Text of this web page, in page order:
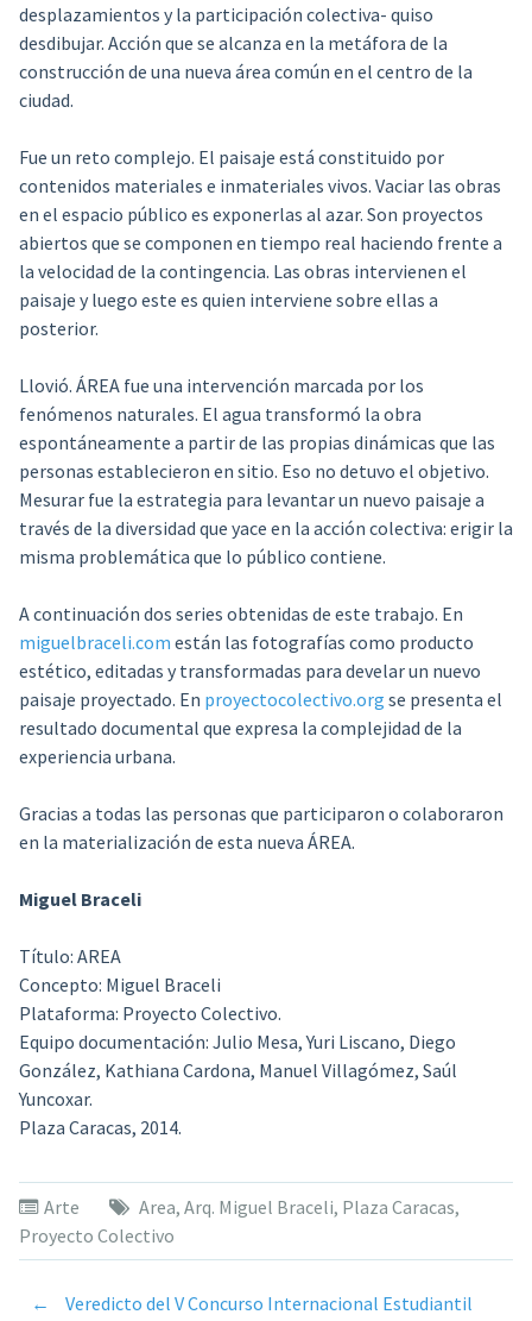
desplazamientos y la participación colectiva- quiso
desdibujar. Acción que se alcanza en la metáfora de la
construcción de una nueva área común en el centro de la
ciudad.
Fue un reto complejo. El paisaje está constituido por
contenidos materiales e inmateriales vivos. Vaciar las obras
en el espacio público es exponerlas al azar. Son proyectos
abiertos que se componen en tiempo real haciendo frente a
la velocidad de la contingencia. Las obras intervienen el
paisaje y luego este es quien interviene sobre ellas a
posterior.
Llovió. ÁREA fue una intervención marcada por los
fenómenos naturales. El agua transformó la obra
espontáneamente a partir de las propias dinámicas que las
personas establecieron en sitio. Eso no detuvo el objetivo.
Mesurar fue la estrategia para levantar un nuevo paisaje a
través de la diversidad que yace en la acción colectiva: erigir la
misma problemática que lo público contiene.
A continuación dos series obtenidas de este trabajo. En
miguelbraceli.com están las fotografías como producto
estético, editadas y transformadas para develar un nuevo
paisaje proyectado. En proyectocolectivo.org se presenta el
resultado documental que expresa la complejidad de la
experiencia urbana.
Gracias a todas las personas que participaron o colaboraron
en la materialización de esta nueva ÁREA.
Miguel Braceli
Título: AREA
Concepto: Miguel Braceli
Plataforma: Proyecto Colectivo.
Equipo documentación: Julio Mesa, Yuri Liscano, Diego
González, Kathiana Cardona, Manuel Villagómez, Saúl
Yuncoxar.
Plaza Caracas, 2014.
Arte Area, Arq. Miguel Braceli, Plaza Caracas,
Proyecto Colectivo
←
Veredicto del V Concurso Internacional Estudiantil